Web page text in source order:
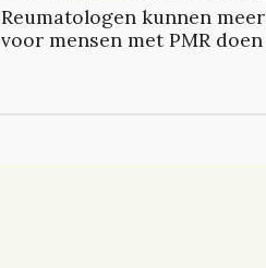
Reumatologen kunnen meer
voor mensen met PMR doen